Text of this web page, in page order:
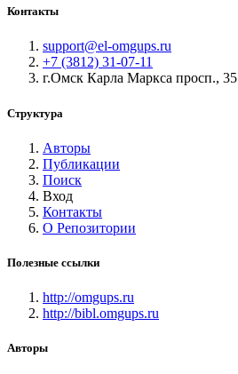
Контакты
support@el-omgups.ru
+7 (3812) 31-07-11
г.Омск Карла Маркса просп., 35
Структура
Авторы
Публикации
Поиск
Вход
Контакты
О Репозитории
Полезные ссылки
http://omgups.ru
http://bibl.omgups.ru
Авторы